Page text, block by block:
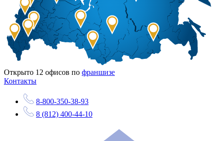
Открыто 12 офисов по франшизе
Контакты
8-800-350-38-93
8 (812) 400-44-10